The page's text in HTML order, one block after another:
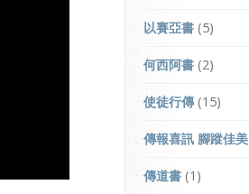
以賽亞書 (5)
何西阿書 (2)
使徒行傳 (15)
傳報喜訊 腳蹤佳美
傳道書 (1)